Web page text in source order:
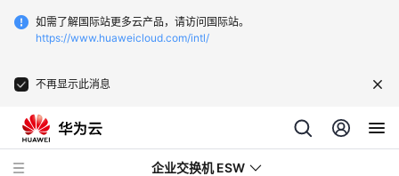
如需了解国际站更多云产品，请访问国际站。
https://www.huaweicloud.com/intl/
不再显示此消息
企业交换机 ESW